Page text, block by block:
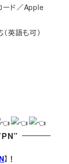
ード／Apple
英語も可）
】！